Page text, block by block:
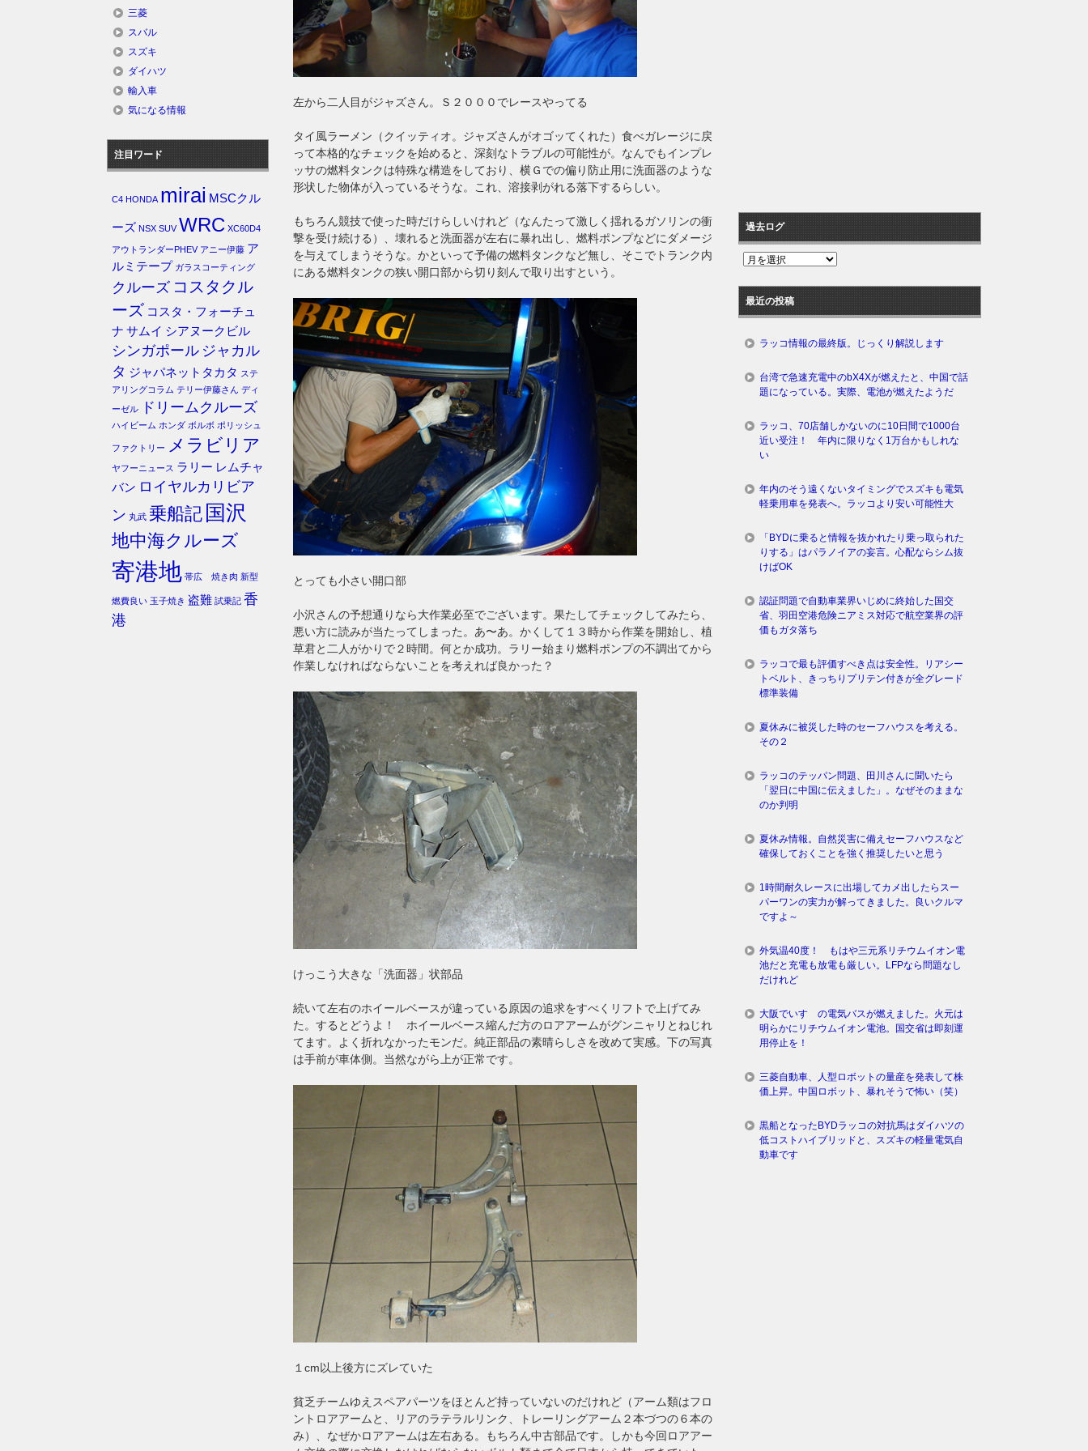
左から二人目がジャズさん。Ｓ２０００でレースやってる
タイ風ラーメン（クイッティオ。ジャズさんがオゴッてくれた）食べガレージに戻
って本格的なチェックを始めると、深刻なトラブルの可能性が。なんでもインプレ
ッサの燃料タンクは特殊な構造をしており、横Ｇでの偏り防止用に洗面器のような
形状した物体が入っているそうな。これ、溶接剥がれる落下するらしい。
もちろん競技で使った時だけらしいけれど（なんたって激しく揺れるガソリンの衝
撃を受け続ける）、壊れると洗面器が左右に暴れ出し、燃料ポンプなどにダメージ
を与えてしまうそうな。かといって予備の燃料タンクなど無し、そこでトランク内
にある燃料タンクの狭い開口部から切り刻んで取り出すという。
とっても小さい開口部
小沢さんの予想通りなら大作業必至でございます。果たしてチェックしてみたら、
悪い方に読みが当たってしまった。あ〜あ。かくして１３時から作業を開始し、植
草君と二人がかりで２時間。何とか成功。ラリー始まり燃料ポンプの不調出てから
作業しなければならないことを考えれば良かった？
けっこう大きな「洗面器」状部品
続いて左右のホイールベースが違っている原因の追求をすべくリフトで上げてみ
た。するとどうよ！ ホイールベース縮んだ方のロアアームがグンニャリとねじれ
てます。よく折れなかったモンだ。純正部品の素晴らしさを改めて実感。下の写真
は手前が車体側。当然ながら上が正常です。
１cm以上後方にズレていた
貧乏チームゆえスペアパーツをほとんど持っていないのだけれど（アーム類はフロ
ントロアアームと、リアのラテラルリンク、トレーリングアーム２本づつの６本の
み）、なぜかロアアームは左右ある。もちろん中古部品です。しかも今回ロアアー
三菱
スバル
スズキ
ダイハツ
輸入車
気になる情報
注目ワード
C4 HONDA mirai MSCクル
ーズ NSX SUV WRC XC60D4
アウトランダーPHEV アニー伊藤 ア
ルミテープ ガラスコーティング
クルーズ コスタクル
ーズ コスタ・フォーチュ
ナ サムイ シアヌークビル
シンガポール ジャカル
タ ジャパネットタカタ ステ
アリングコラム テリー伊藤さん ディ
ーゼル
ドリームクルーズ
ハイビーム ホンダ ボルボ ポリッシュ
ファクトリー メラビリア
ヤフーニュース ラリー レムチャ
バン ロイヤルカリビア
ン 丸武 乗船記 国沢
地中海クルーズ
寄港地 帯広 焼き肉 新型
燃費良い 玉子焼き 盗難 試乗記 香
港
過去ログ
過
ロ
グ
最近の投稿
ラッコ情報の最終版。じっくり解説します
台湾で急速充電中のbX4Xが燃えたと、中国で話
題になっている。実際、電池が燃えたようだ
ラッコ、70店舗しかないのに10日間で1000台
近い受注！ 年内に限りなく1万台かもしれな
い
年内のそう遠くないタイミングでスズキも電気
軽乗用車を発表へ。ラッコより安い可能性大
「BYDに乗ると情報を抜かれたり乗っ取られた
りする」はパラノイアの妄言。心配ならシム抜
けばOK
認証問題で自動車業界いじめに終始した国交
省、羽田空港危険ニアミス対応で航空業界の評
価もガタ落ち
ラッコで最も評価すべき点は安全性。リアシー
トベルト、きっちりプリテン付きが全グレード
標準装備
夏休みに被災した時のセーフハウスを考える。
その２
ラッコのテッパン問題、田川さんに聞いたら
「翌日に中国に伝えました」。なぜそのままな
のか判明
夏休み情報。自然災害に備えセーフハウスなど
確保しておくことを強く推奨したいと思う
1時間耐久レースに出場してカメ出したらスー
パーワンの実力が解ってきました。良いクルマ
ですよ～
外気温40度！ もはや三元系リチウムイオン電
池だと充電も放電も厳しい。LFPなら問題なし
だけれど
大阪でいすゞの電気バスが燃えました。火元は
明らかにリチウムイオン電池。国交省は即刻運
用停止を！
三菱自動車、人型ロボットの量産を発表して株
価上昇。中国ロボット、暴れそうで怖い（笑）
黒船となったBYDラッコの対抗馬はダイハツの
低コストハイブリッドと、スズキの軽量電気自
動車です